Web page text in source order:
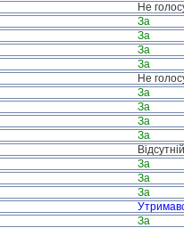
Не
За
За
За
За
Не
За
За
За
За
Відсутній
За
За
За
За